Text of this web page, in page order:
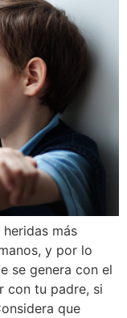
heridas más
y por lo
se genera con el
con tu padre, si
que